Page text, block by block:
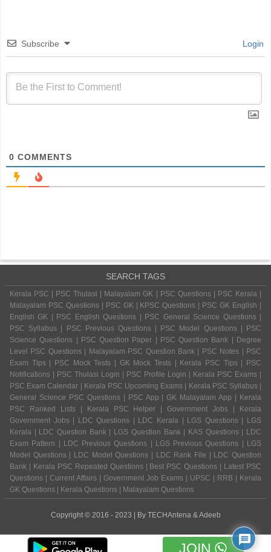
Subscribe Login
0 COMMENTS
JOIN
SEARCH TAGS
Kerala PSC | PSC Thulasi | Malayalam GK | PSC Questions | PSC Kerala |
Malayalam PSC Questions | PSC GK | KPSC Questions | PSC GK English |
English GK | PSC English Questions | PSC General Science Questions |
PSC Syllabus | PSC Previous Questions | PSC Model Questions | PSC
Science Questions | PSC Question Paper | PSC Question Bank | Degree
Level PSC Questions | Malayalam PSC Question Bank | PSC Notes | PSC
Exam Tips | PSC Mock Tests | GK Mock Tests | Kerala PSC Tips | PSC
Notifications | PSC Thulasi Login | PSC Profile Login | Kerala PSC Exams |
PSC Exam Calendar | Kerala PSC Upcoming Exams | Kerala PSC Syllabus |
General Science PSC Questions | PSC App | GK Malayalam App | Kerala
PSC Ranked Lists | Kerala PSC Helper | Government Jobs | Kerala
Government Jobs | LDC Questions | LDC Kerala | LGS Questions | LGS
Kerala | LDC Question Bank | LGS Question Bank | KAS Questions | LDC
Exam Pattern | LDC Previous Questions | LGS Previous Questions | LGS
Model Questions | LDC Model Questions | LDC Rank File | LDC Question
Bank | Kerala PSC Repeated Questions | Best PSC Questions | Latest PSC
Questions | Current Affairs | Government Job Exams | UPSC | RRB | Kerala
GK Questions | Kerala Questions | Malayalam Questions
Copyright © 2016 - 2023 | By TECHAntena & Adeeb